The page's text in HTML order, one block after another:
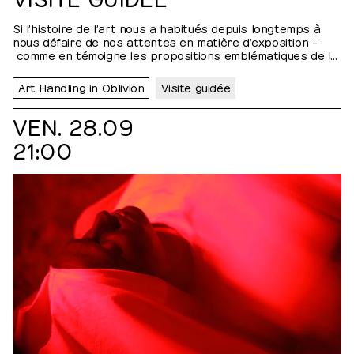
Si l’histoire de l’art nous a habitués depuis longtemps à
nous défaire de nos attentes en matière d’exposition –
comme en témoigne les propositions emblématiques de la
catalogue permet ici d’en renouveler le genre. Prenant au…
Art Handling in Oblivion Visite guidée
VEN. 28.09
21:00